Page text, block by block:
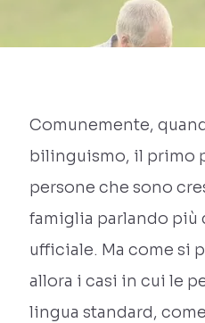
Comunemente,
bilinguismo, il primo
persone che sono
famiglia parlando più
ufficiale. Ma come si
allora i casi in cui le
lingua standard,